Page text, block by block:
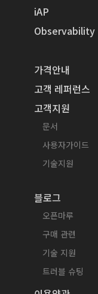
iAP
Observability
가격안내
고객 레퍼런스
고객지원
문서
사용자가이드
기술지원
블로그
오픈마루
구매 관련
기술 지원
트러블 슈팅